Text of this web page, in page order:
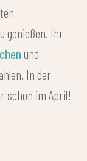
genießen. Ihr
und
In der
schon im April!